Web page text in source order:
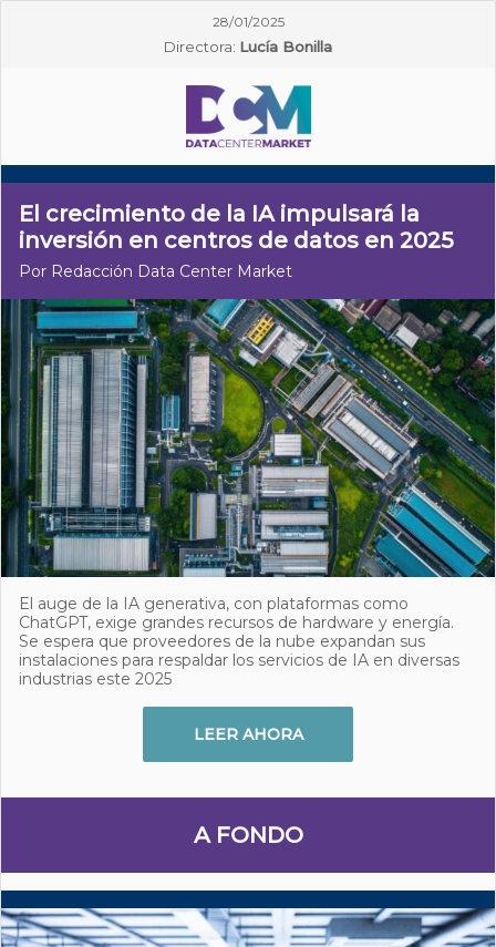
28/01/2025
Directora: Lucía Bonilla
El crecimiento de la IA impulsará la
inversión en centros de datos en 2025
Por Redacción Data Center Market
El auge de la IA generativa, con plataformas como
ChatGPT, exige grandes recursos de hardware y energía.
Se espera que proveedores de la nube expandan sus
instalaciones para respaldar los servicios de IA en diversas
industrias este 2025
LEER AHORA
A FONDO